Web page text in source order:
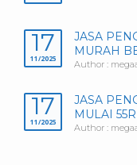
17
11/2025
JASA
MURAH
Author :
17
11/2025
JASA
MULAI
Author :